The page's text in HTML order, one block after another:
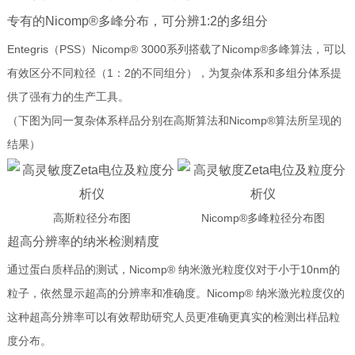
专有的Nicomp®多峰分布，可分辨1:2的多组分
Entegris（PSS）Nicomp® 3000系列搭载了Nicomp®多峰算法，可以
有效区分不同粒径（1：2的不同组分），为复杂体系和多组分体系提
供了强有力的生产工具。
（下图为同一复杂体系样品分别在高斯算法和Nicomp®算法所呈现的
结果）
高斯粒径分布图 Nicomp®多峰粒径分布图
超高分辨率的纳米检测精度
通过蛋白质样品的测试，Nicomp® 纳米激光粒度仪对于小于10nm的
粒子，依然显示超高的分辨率和准确度。Nicomp® 纳米激光粒度仪的
这种超高分辨率可以有效帮助研究人员更准确更真实的检测出样品粒
度分布。